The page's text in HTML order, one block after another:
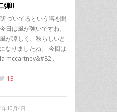
弾!!
づいてるという噂を聞
日は風が強いですね。
が涼しく、秋らしいと
なりましたね。 今回は
mccartney&#82…
13
年10月4日